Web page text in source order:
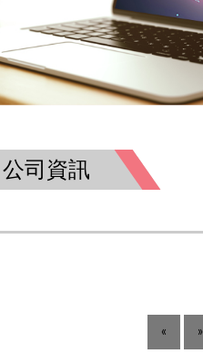
公司資訊
« »